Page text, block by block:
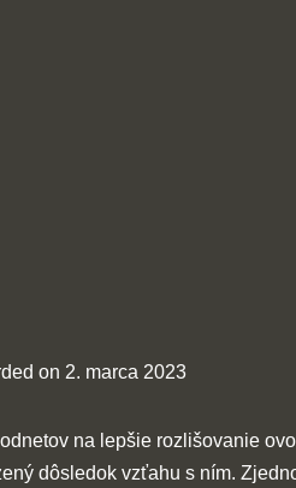
on 2. marca 2023
na lepšie rozlišovanie
dôsledok vzťahu s ním.